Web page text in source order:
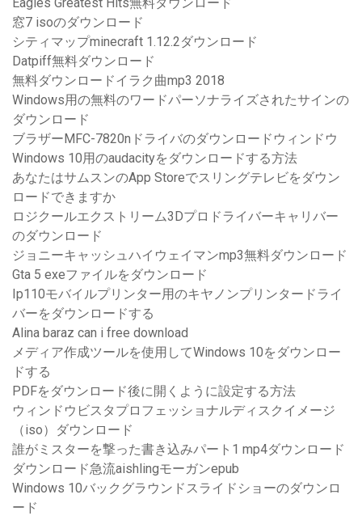
Eagles Greatest Hits無料ダウンロード
窓7 isoのダウンロード
シティマップminecraft 1.12.2ダウンロード
Datpiff無料ダウンロード
無料ダウンロードイラク曲mp3 2018
Windows用の無料のワードパーソナライズされたサインの
ダウンロード
ブラザーMFC-7820nドライバのダウンロードウィンドウ
Windows 10用のaudacityをダウンロードする方法
あなたはサムスンのApp Storeでスリングテレビをダウン
ロードできますか
ロジクールエクストリーム3Dプロドライバーキャリバー
のダウンロード
ジョニーキャッシュハイウェイマンmp3無料ダウンロード
Gta 5 exeファイルをダウンロード
Ip110モバイルプリンター用のキヤノンプリンタードライ
バーをダウンロードする
Alina baraz can i free download
メディア作成ツールを使用してWindows 10をダウンロー
ドする
PDFをダウンロード後に開くように設定する方法
ウィンドウビスタプロフェッショナルディスクイメージ
（iso）ダウンロード
誰がミスターを撃った書き込みパート1 mp4ダウンロード
ダウンロード急流aishlingモーガンepub
Windows 10バックグラウンドスライドショーのダウンロ
ード